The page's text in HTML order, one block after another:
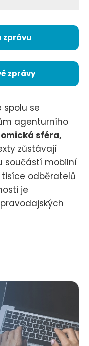
zprávu
zprávy
spolu se
agenturního
sféra,
zůstávají
součástí mobilní
tisíce odběratelů
je